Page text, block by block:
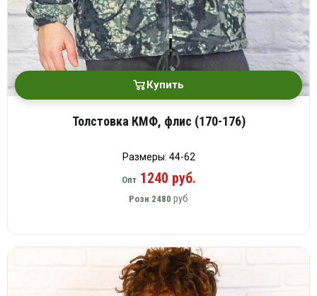
Купить
Толстовка КМФ, флис (170-176)
Размеры: 44-62
Опт1240 руб.
Розн 2480 руб